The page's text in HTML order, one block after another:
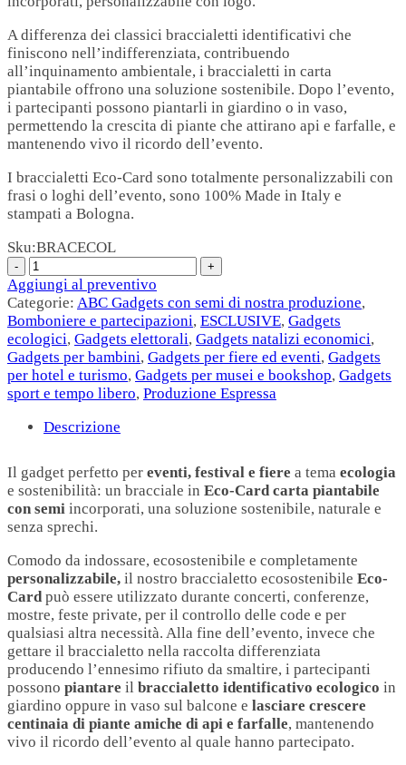
A differenza dei classici braccialetti identificativi che
finiscono nell’indifferenziata, contribuendo
all’inquinamento ambientale, i braccialetti in carta
piantabile offrono una soluzione sostenibile. Dopo l’evento,
i partecipanti possono piantarli in giardino o in vaso,
permettendo la crescita di piante che attirano api e farfalle, e
mantenendo vivo il ricordo dell’evento.
I braccialetti Eco-Card sono totalmente personalizzabili con
frasi o loghi dell’evento, sono 100% Made in Italy e
stampati a Bologna.
Sku:BRACECOL
Aggiungi al preventivo
Categorie: ABC Gadgets con semi di nostra produzione,
Bomboniere e partecipazioni, ESCLUSIVE, Gadgets
ecologici, Gadgets elettorali, Gadgets natalizi economici,
Gadgets per bambini, Gadgets per fiere ed eventi, Gadgets
per hotel e turismo, Gadgets per musei e bookshop, Gadgets
sport e tempo libero, Produzione Espressa
Descrizione
Il gadget perfetto per eventi, festival e fiere a tema ecologia
e sostenibilità: un bracciale in Eco-Card carta piantabile
con semi incorporati, una soluzione sostenibile, naturale e
senza sprechi.
Comodo da indossare, ecosostenibile e completamente
personalizzabile, il nostro braccialetto ecosostenibile Eco-
Card può essere utilizzato durante concerti, conferenze,
mostre, feste private, per il controllo delle code e per
qualsiasi altra necessità. Alla fine dell’evento, invece che
gettare il braccialetto nella raccolta differenziata
producendo l’ennesimo rifiuto da smaltire, i partecipanti
possono piantare il braccialetto identificativo ecologico in
giardino oppure in vaso sul balcone e lasciare crescere
centinaia di piante amiche di api e farfalle, mantenendo
vivo il ricordo dell’evento al quale hanno partecipato.